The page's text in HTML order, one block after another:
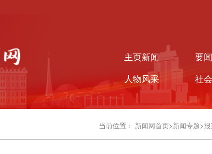
主页新闻 要
人物风采
社
当前位置： 新闻网首页>新闻专题>